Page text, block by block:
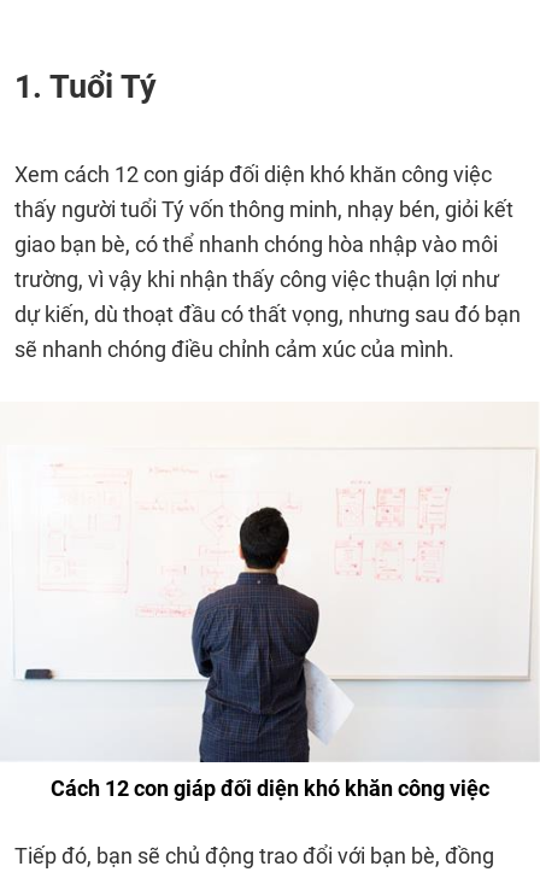
1. Tuổi Tý
Xem cách 12 con giáp đối diện khó khăn công việc
thấy người tuổi Tý vốn thông minh, nhạy bén, giỏi kết
giao bạn bè, có thể nhanh chóng hòa nhập vào môi
trường, vì vậy khi nhận thấy công việc thuận lợi như
dự kiến, dù thoạt đầu có thất vọng, nhưng sau đó bạn
sẽ nhanh chóng điều chỉnh cảm xúc của mình.
Cách 12 con giáp đối diện khó khăn công việc
Tiếp đó, bạn sẽ chủ động trao đổi với bạn bè, đồng